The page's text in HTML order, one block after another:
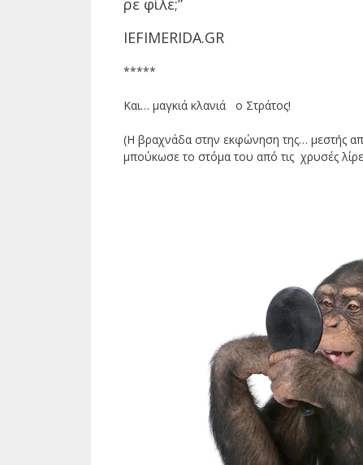
ρε φίλε;”
IEFIMERIDA.GR
*****
Και… μαγκιά κλανιά ο Στράτος!
(Η βραχνάδα στην εκφώνηση της… μεστής
μπούκωσε το στόμα του από τις χρυσές